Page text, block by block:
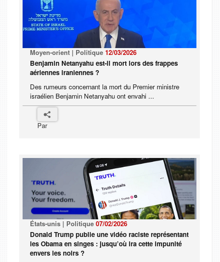
Moyen-orient | Politique 12/03/2026
Benjamin Netanyahu est-il mort lors des frappes
aériennes iraniennes ?
Des rumeurs concernant la mort du Premier ministre
israélien Benjamin Netanyahu ont envahi ...
Par
États-unis | Politique 07/02/2026
Donald Trump publie une vidéo raciste représentant
les Obama en singes : jusqu’où ira cette impunité
envers les noirs ?